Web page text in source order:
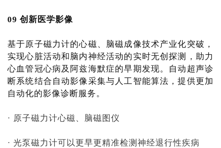
09 创新医学影像
基于原子磁力计的心磁、脑磁成像技术产业化突破，
实现心脏活动和脑内神经活动的实时无创探测，助力
心血管冠心病及阿兹海默症的早期发现。自动超声诊
断系统结合自动影像采集与人工智能算法，提供更加
自动化的影像诊断服务。
· 原子磁力计心磁、脑磁图仪
· 光泵磁力计可以更早更精准检测神经退行性疾病